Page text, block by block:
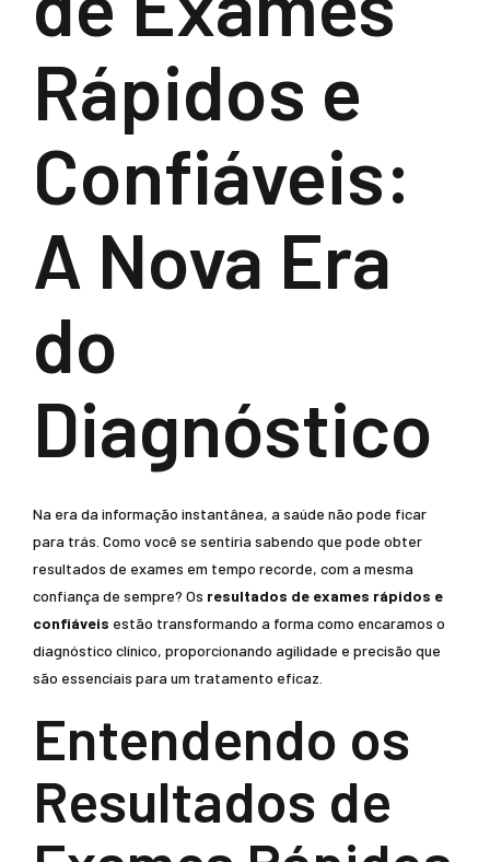
Rápidos e
Confiáveis:
A Nova Era
do
Diagnóstico
Na era da informação instantânea, a saúde não pode ficar
para trás. Como você se sentiria sabendo que pode obter
resultados de exames em tempo recorde, com a mesma
confiança de sempre? Os resultados de exames rápidos e
confiáveis estão transformando a forma como encaramos o
diagnóstico clínico, proporcionando agilidade e precisão que
são essenciais para um tratamento eficaz.
Entendendo os
Resultados de